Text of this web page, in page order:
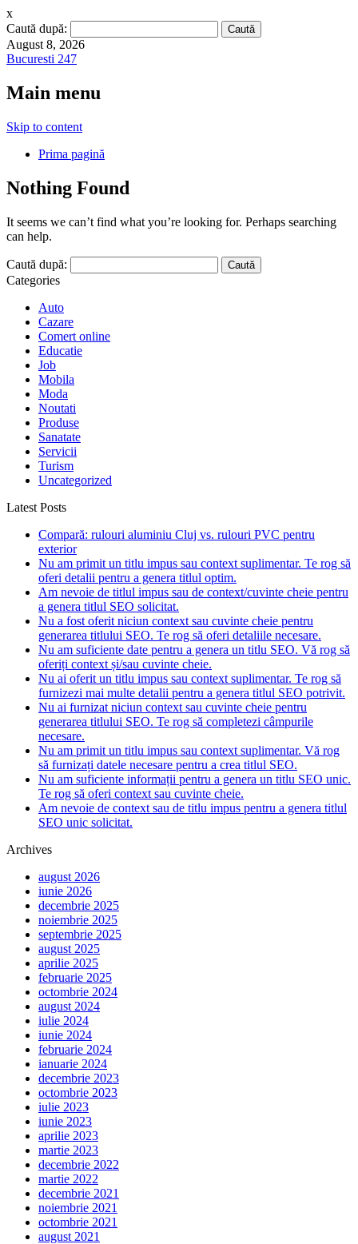
x
Caută după:
August 8, 2026
Bucuresti 247
Main menu
Skip to content
Prima pagină
Nothing Found
It seems we can’t find what you’re looking for. Perhaps searching
can help.
Caută după:
Categories
Auto
Cazare
Comert online
Educatie
Job
Mobila
Moda
Noutati
Produse
Sanatate
Servicii
Turism
Uncategorized
Latest Posts
Compară: rulouri aluminiu Cluj vs. rulouri PVC pentru
exterior
Nu am primit un titlu impus sau context suplimentar. Te rog să
oferi detalii pentru a genera titlul optim.
Am nevoie de titlul impus sau de context/cuvinte cheie pentru
a genera titlul SEO solicitat.
Nu a fost oferit niciun context sau cuvinte cheie pentru
generarea titlului SEO. Te rog să oferi detaliile necesare.
Nu am suficiente date pentru a genera un titlu SEO. Vă rog să
oferiți context și/sau cuvinte cheie.
Nu ai oferit un titlu impus sau context suplimentar. Te rog să
furnizezi mai multe detalii pentru a genera titlul SEO potrivit.
Nu ai furnizat niciun context sau cuvinte cheie pentru
generarea titlului SEO. Te rog să completezi câmpurile
necesare.
Nu am primit un titlu impus sau context suplimentar. Vă rog
să furnizați datele necesare pentru a crea titlul SEO.
Nu am suficiente informații pentru a genera un titlu SEO unic.
Te rog să oferi context sau cuvinte cheie.
Am nevoie de context sau de titlu impus pentru a genera titlul
SEO unic solicitat.
Archives
august 2026
iunie 2026
decembrie 2025
noiembrie 2025
septembrie 2025
august 2025
aprilie 2025
februarie 2025
octombrie 2024
august 2024
iulie 2024
iunie 2024
februarie 2024
ianuarie 2024
decembrie 2023
octombrie 2023
iulie 2023
iunie 2023
aprilie 2023
martie 2023
decembrie 2022
martie 2022
decembrie 2021
noiembrie 2021
octombrie 2021
august 2021